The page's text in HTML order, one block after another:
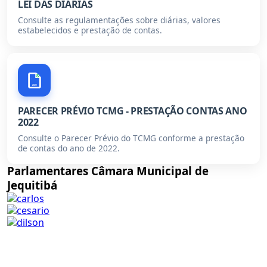
LEI DAS DIÁRIAS
Consulte as regulamentações sobre diárias, valores
estabelecidos e prestação de contas.
2021
PARECER PRÉVIO TCMG - PRESTAÇÃO CONTAS ANO
2022
Consulte o Parecer Prévio do TCMG conforme a prestação
de contas do ano de 2022.
Parlamentares Câmara Municipal de
Jequitibá